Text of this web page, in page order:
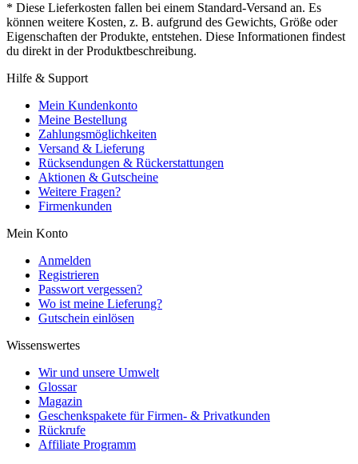
* Diese Lieferkosten fallen bei einem Standard-Versand an. Es
können weitere Kosten, z. B. aufgrund des Gewichts, Größe oder
Eigenschaften der Produkte, entstehen. Diese Informationen findest
du direkt in der Produktbeschreibung.
Hilfe & Support
Mein Kundenkonto
Meine Bestellung
Zahlungsmöglichkeiten
Versand & Lieferung
Rücksendungen & Rückerstattungen
Aktionen & Gutscheine
Weitere Fragen?
Firmenkunden
Mein Konto
Anmelden
Registrieren
Passwort vergessen?
Wo ist meine Lieferung?
Gutschein einlösen
Wissenswertes
Wir und unsere Umwelt
Glossar
Magazin
Geschenkspakete für Firmen- & Privatkunden
Rückrufe
Affiliate Programm